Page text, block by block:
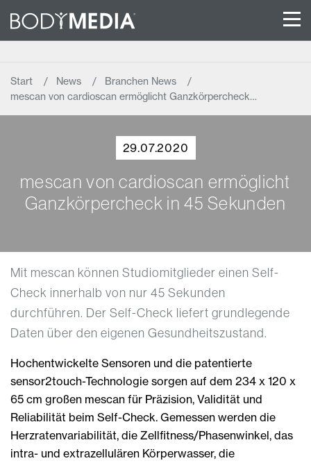
Start News
Branchen News
mescan von cardioscan ermöglicht Ganzkörpercheck…
29.07.2020
mescan von cardioscan ermöglicht
Ganzkörpercheck in 45 Sekunden
Mit mescan können Studiomitglieder einen Self-
Check innerhalb von nur 45 Sekunden
durchführen. Der Self-Check liefert grundlegende
Daten über den eigenen Gesundheitszustand.
Hochentwickelte Sensoren und die patentierte
sensor2touch-Technologie sorgen auf dem 234 x 120 x
65 cm großen mescan für Präzision, Validität und
Reliabilität beim Self-Check. Gemessen werden die
Herzratenvariabilität, die Zellfitness/Phasenwinkel, das
intra- und extrazellulären Körperwasser, die